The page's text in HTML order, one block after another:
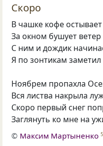
Скоро
В чашке кофе остывает
За окном бушует ветер
С ним и дождик
Я по зонтикам заметил
Ноябрем пропахла
Вся листва накрыла
Скоро первый снег
Заглянуть ко мне на
© Максим Мартыненко